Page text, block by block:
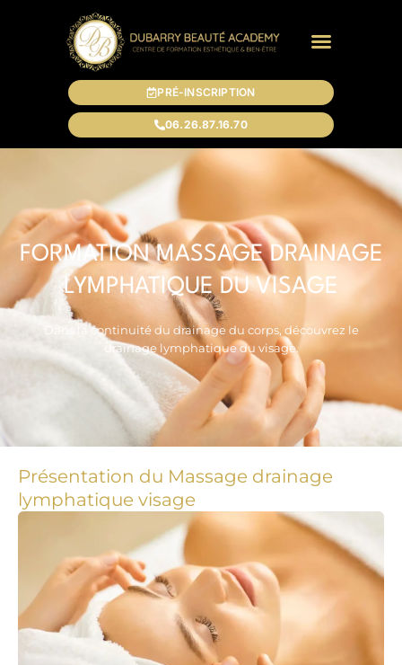
PRÉ-INSCRIPTION
06.26.87.16.70
FORMATION MASSAGE DRAINAGE
LYMPHATIQUE DU VISAGE
Dans la continuité du drainage du corps, découvrez le
drainage lymphatique du visage.
Présentation du Massage drainage
lymphatique visage